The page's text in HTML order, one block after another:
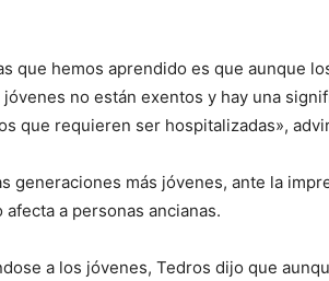
que hemos aprendido es que aunque
no están exentos y hay una
que requieren ser hospitalizadas»,
generaciones más jóvenes, ante la
a personas ancianas.
a los jóvenes, Tedros dijo que